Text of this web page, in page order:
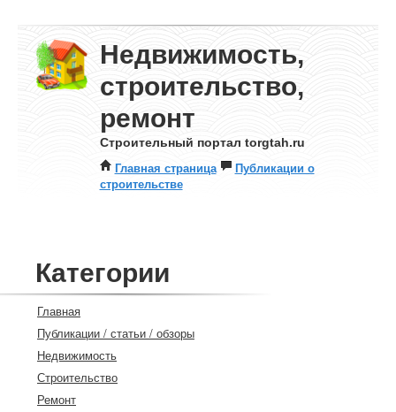
Недвижимость,
строительство,
ремонт
Строительный портал torgtah.ru
Главная страница
Публикации о
строительстве
Категории
Главная
Публикации / статьи / обзоры
Недвижимость
Строительство
Ремонт